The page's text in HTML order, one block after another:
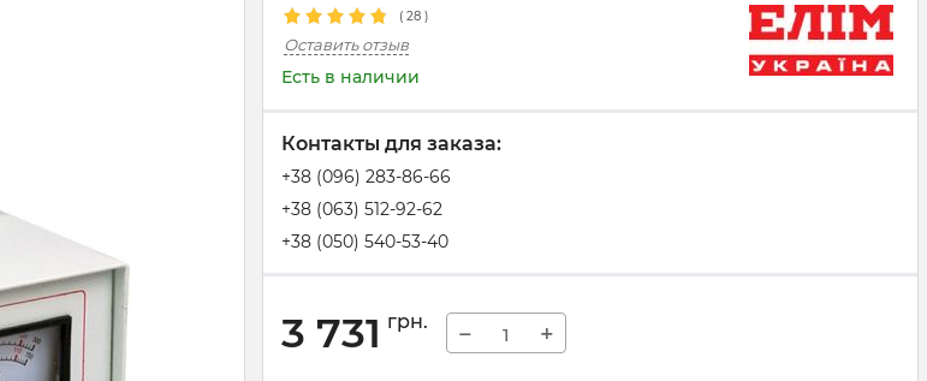
( 28 )
Оставить отзыв
Есть в наличии
Контакты для заказа:
+38 (096) 283-86-66
+38 (063) 512-92-62
+38 (050) 540-53-40
3 731 грн. − +